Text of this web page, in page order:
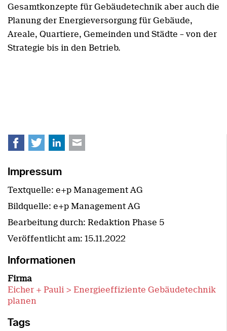
Gesamtkonzepte für Gebäudetechnik aber auch die
Planung der Energieversorgung für Gebäude,
Areale, Quartiere, Gemeinden und Städte – von der
Strategie bis in den Betrieb.
Facebook
TwitterLinkedIn
E-mail
Impressum
Textquelle: e+p Management AG
Bildquelle: e+p Management AG
Bearbeitung durch: Redaktion Phase 5
Veröffentlicht am: 15.11.2022
Informationen
Firma
Eicher + Pauli > Energieeffiziente Gebäudetechnik
planen
Tags